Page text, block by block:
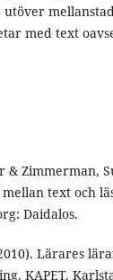
med text
& Zimmerman,
text och
Daidalos.
Lärares
KAPET.